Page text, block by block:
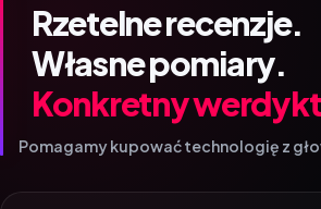
Rzetelne recenzje.
Własne pomiary.
Konkretny
Pomagamy kupować technologię z